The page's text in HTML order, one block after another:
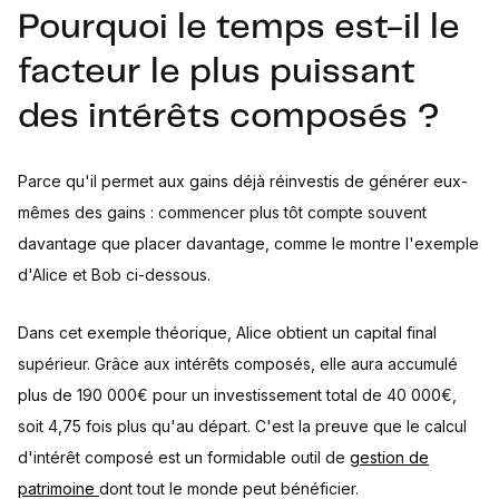
Pourquoi le temps est-il le
facteur le plus puissant
des intérêts composés ?
Parce qu'il permet aux gains déjà réinvestis de générer eux-
mêmes des gains : commencer plus tôt compte souvent
davantage que placer davantage, comme le montre l'exemple
d'Alice et Bob ci-dessous.
Dans cet exemple théorique, Alice obtient un capital final
supérieur. Grâce aux intérêts composés, elle aura accumulé
plus de 190 000€ pour un investissement total de 40 000€,
soit 4,75 fois plus qu'au départ. C'est la preuve que le calcul
d'intérêt composé est un formidable outil de gestion de
patrimoine dont tout le monde peut bénéficier.